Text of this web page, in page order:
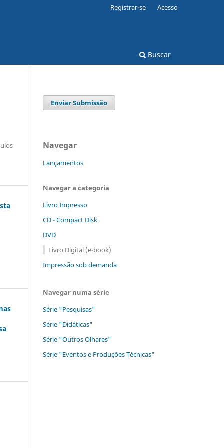
Buscar
Registrar-se Acesso
Enviar Submissão
Navegar
Lançamentos
Navegar a categoria
Livro Impresso
CD - Compact Disk
DVD
Livro Digital (e-book)
Impressão sob demanda
Navegar numa série
Série "Pesquisas"
Série "Didáticas"
Série "Outros Olhares"
Série "Eventos e Produções Técnicas"